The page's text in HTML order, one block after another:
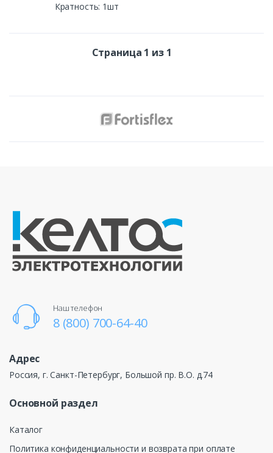
Кратность: 1шт
Страница 1 из 1
Наш телефон
8 (800) 700-64-40
Адрес
Россия, г. Санкт-Петербург, Большой пр. В.О. д.74
Основной раздел
Каталог
Политика конфиденциальности и возврата при оплате